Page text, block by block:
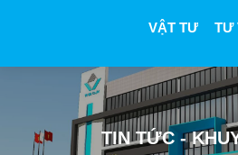
VẬT TƯ TƯ
TIN TỨC -